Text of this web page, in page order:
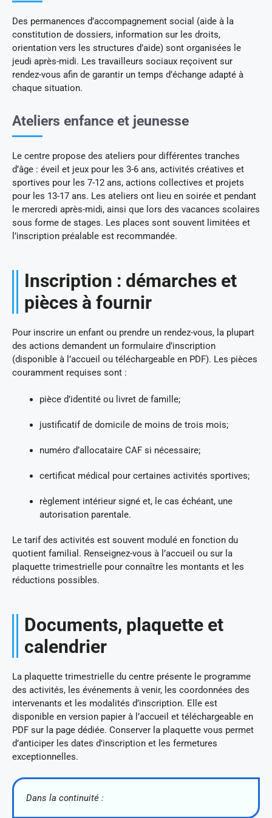
Des permanences d’accompagnement social (aide à la
constitution de dossiers, information sur les droits,
orientation vers les structures d’aide) sont organisées le
jeudi après-midi. Les travailleurs sociaux reçoivent sur
rendez-vous afin de garantir un temps d’échange adapté à
chaque situation.
Ateliers enfance et jeunesse
Le centre propose des ateliers pour différentes tranches
d’âge : éveil et jeux pour les 3-6 ans, activités créatives et
sportives pour les 7-12 ans, actions collectives et projets
pour les 13-17 ans. Les ateliers ont lieu en soirée et pendant
le mercredi après-midi, ainsi que lors des vacances scolaires
sous forme de stages. Les places sont souvent limitées et
l’inscription préalable est recommandée.
Inscription : démarches et
pièces à fournir
Pour inscrire un enfant ou prendre un rendez-vous, la plupart
des actions demandent un formulaire d’inscription
(disponible à l’accueil ou téléchargeable en PDF). Les pièces
couramment requises sont :
pièce d’identité ou livret de famille;
justificatif de domicile de moins de trois mois;
numéro d’allocataire CAF si nécessaire;
certificat médical pour certaines activités sportives;
règlement intérieur signé et, le cas échéant, une
autorisation parentale.
Le tarif des activités est souvent modulé en fonction du
quotient familial. Renseignez-vous à l’accueil ou sur la
plaquette trimestrielle pour connaître les montants et les
réductions possibles.
Documents, plaquette et
calendrier
La plaquette trimestrielle du centre présente le programme
des activités, les événements à venir, les coordonnées des
intervenants et les modalités d’inscription. Elle est
disponible en version papier à l’accueil et téléchargeable en
PDF sur la page dédiée. Conserver la plaquette vous permet
d’anticiper les dates d’inscription et les fermetures
exceptionnelles.
Dans la continuité :